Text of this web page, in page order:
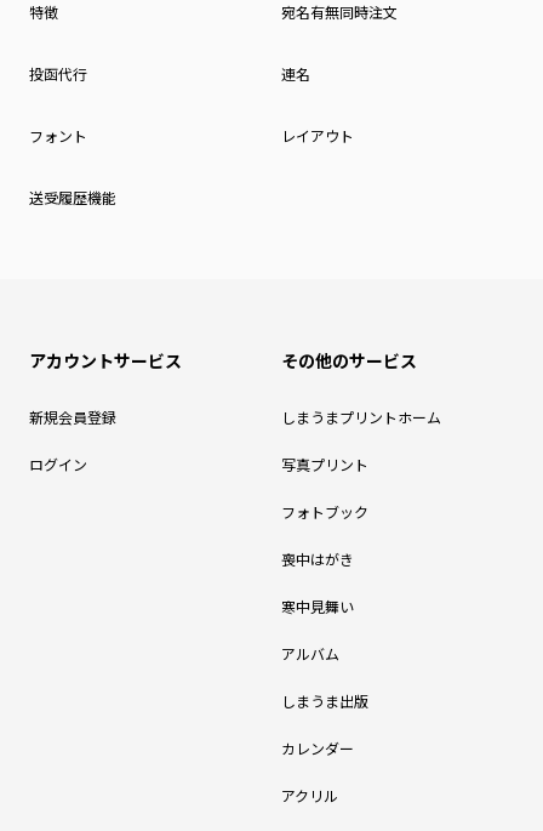
特徴 宛名有無同時注文
投函代行 連名
フォント レイアウト
送受履歴機能
アカウントサービス
新規会員登録
ログイン
その他のサービス
しまうまプリントホーム
写真プリント
フォトブック
喪中はがき
寒中見舞い
アルバム
しまうま出版
カレンダー
アクリル